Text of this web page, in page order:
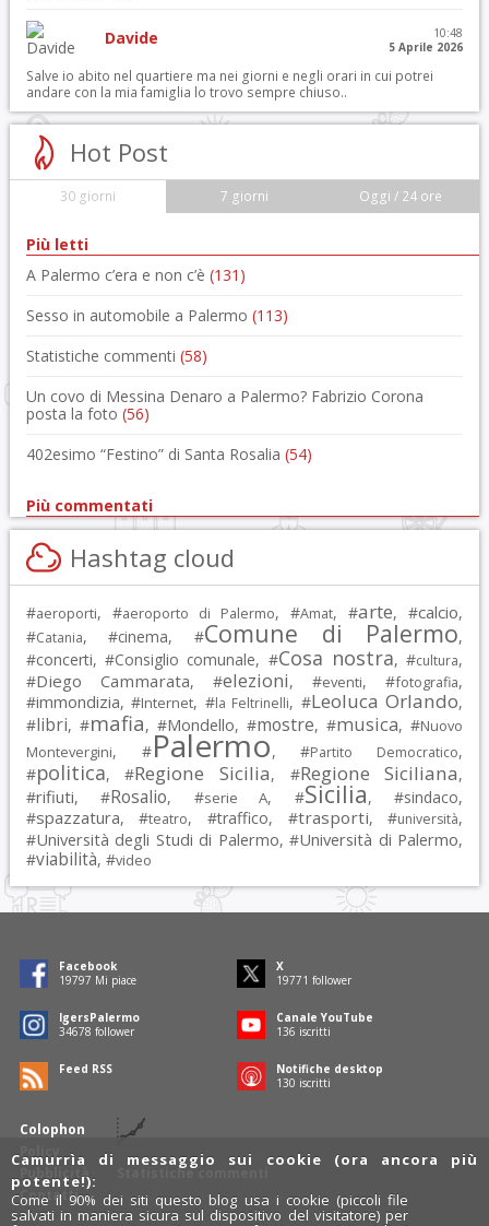
Davide
10:48
5 Aprile 2026
Salve io abito nel quartiere ma nei giorni e negli orari in cui potrei
andare con la mia famiglia lo trovo sempre chiuso..
Hot Post
30 giorni 7 giorni Oggi / 24 ore
Più letti
A Palermo c’era e non c’è (131)
Sesso in automobile a Palermo (113)
Statistiche commenti (58)
Un covo di Messina Denaro a Palermo? Fabrizio Corona
posta la foto (56)
402esimo “Festino” di Santa Rosalia (54)
Più commentati
Hashtag cloud
#aeroporti, #aeroporto di Palermo, #Amat, #arte, #calcio,
#Catania, #cinema, #Comune di Palermo,
#concerti, #Consiglio comunale, #Cosa nostra, #cultura,
#Diego Cammarata, #elezioni, #eventi, #fotografia,
#immondizia, #Internet, #la Feltrinelli, #Leoluca Orlando,
#libri, #mafia, #Mondello, #mostre, #musica, #Nuovo
Montevergini, #Palermo, #Partito Democratico,
#politica, #Regione Sicilia, #Regione Siciliana,
#rifiuti, #Rosalio, #serie A, #Sicilia, #sindaco,
#spazzatura, #teatro, #traffico, #trasporti, #università,
#Università degli Studi di Palermo, #Università di Palermo,
#viabilità, #video
Colophon
Policy
Pubblicità
Contatti
Statistiche commenti
Facebook
19797 Mi piace
X
19771 follower
IgersPalermo
34678 follower
Canale YouTube
136 iscritti
Feed RSS
Notifiche desktop
130 iscritti
Camurrìa di messaggio sui cookie (ora ancora più
potente!):
Come il 90% dei siti questo blog usa i cookie (piccoli file
salvati in maniera sicura sul dispositivo del visitatore) per